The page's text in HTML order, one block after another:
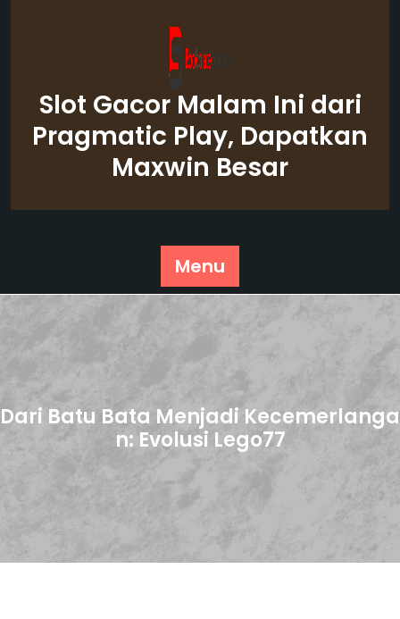
Slot Gacor Malam Ini dari
Pragmatic Play, Dapatkan
Maxwin Besar
Menu
Dari Batu Bata Menjadi Kecemerlanga
n: Evolusi Lego77